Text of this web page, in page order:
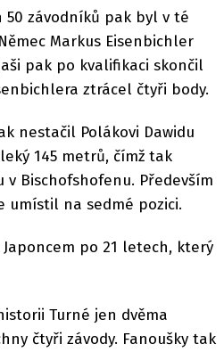
závodníků pak byl v té
Markus Eisenbichler
pak po kvalifikaci skončil
ztrácel čtyři body.
nestačil Polákovi Dawidu
145 metrů, čímž tak
Bischofshofenu. Především
umístil na sedmé pozici.
po 21 letech, který
Turné jen dvěma
čtyři závody. Fanoušky tak